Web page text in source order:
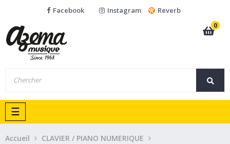
Facebook Instagram
Reverb
0
Basculer
la
navigation
☰
Accueil
CLAVIER / PIANO NUMERIQUE